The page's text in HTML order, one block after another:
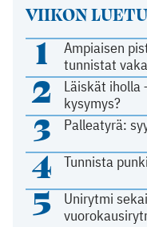
VIIKON
1
Ampiaisen
tunnistat
2
Läiskät
kysymys?
3 Palleatyrä:
4 Tunnista
5
Unirytmi